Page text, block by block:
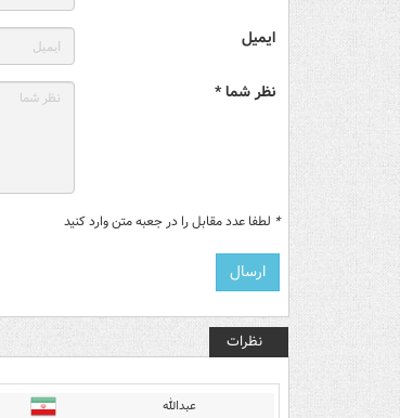
ایمیل
نظر شما *
* لطفا عدد مقابل را در جعبه متن وارد کنید
نظرات
عبدالله